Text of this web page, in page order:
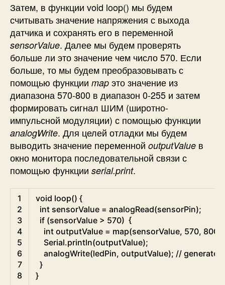
Затем, в функции void loop() мы будем
считывать значение напряжения с выхода
датчика и сохранять его в переменной
sensorValue. Далее мы будем проверять
больше ли это значение чем число 570. Если
больше, то мы будем преобразовывать с
помощью функции map это значение из
диапазона 570-800 в диапазон 0-255 и затем
формировать сигнал ШИМ (широтно-
импульсной модуляции) с помощью функции
analogWrite. Для целей отладки мы будем
выводить значение переменной outputValue в
окно монитора последовательной связи с
помощью функции serial.print.
1
2
3
4
5
6
7
8
void loop() {
int sensorValue = analogRead(sensorPin);
if (sensorValue > 570) {
int outputValue = map(sensorValue, 570, 800
Serial.println(outputValue);
analogWrite(ledPin, outputValue); // generate
}
}